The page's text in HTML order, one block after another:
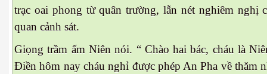
trạc oai phong từ quân trường, lẫn nét nghiêm nghị
quan cảnh sát.
Giọng trầm ấm Niên nói. “ Chào hai bác, cháu là
Điền hôm nay cháu nghỉ được phép An Pha về thăm